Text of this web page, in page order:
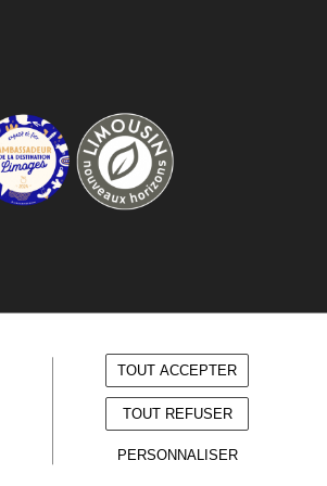
TOUT ACCEPTER
TOUT REFUSER
PERSONNALISER